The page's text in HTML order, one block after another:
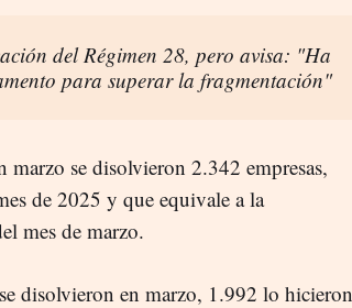
del Régimen 28, pero avisa: "Ha
para superar la fragmentación"
se disolvieron 2.342 empresas,
de 2025 y que equivale a la
mes de marzo.
disolvieron en marzo, 1.992 lo hicieron